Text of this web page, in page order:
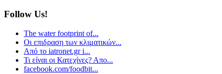
Follow Us!
The water footprint of...
Οι επιδραση των κλιματικών...
Από το iatronet.gr i...
Τι είναι οι Κατεχίνες? Απο...
facebook.com/foodbit...